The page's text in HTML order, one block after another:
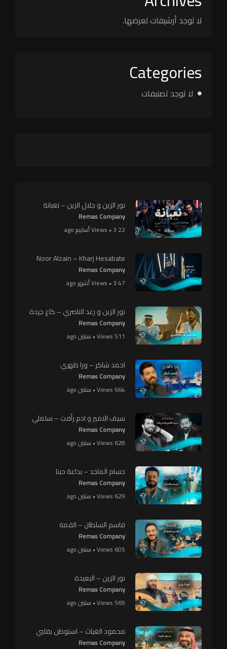
لا توجد أرشيفات لعرضها.
Categories
لا توجد تصنيفات
نور الزين و جلال الزين – تعبانة
Remas Company
22 Views • 3 أسابيع ago
Noor Alzain – Kharj Hesabate
Remas Company
47 Views • 3 أشهر ago
نور الزين و رعد الناصري – كاع جردة
Remas Company
511 Views • سنتين ago
احمد شاكر – ورا ظهري
Remas Company
664 Views • سنتين ago
سيف الامير و ادم رأفت – سلملي
Remas Company
628 Views • سنتين ago
حسام الماجد – بداعة حبنا
Remas Company
629 Views • سنتين ago
قاسم السلطان – القمة
Remas Company
605 Views • سنتين ago
نور الزين – البعيدة
Remas Company
569 Views • سنتين ago
محمود الغياث – استوطن بقلبي
Remas Company